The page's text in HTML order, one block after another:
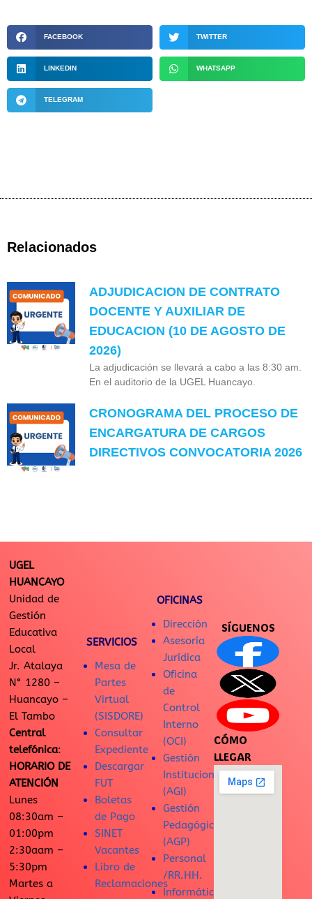
FACEBOOK TWITTER
LINKEDIN WHATSAPP
TELEGRAM
Relacionados
ADJUDICACION DE CONTRATO
DOCENTE Y AUXILIAR DE
EDUCACION (10 DE AGOSTO DE
2026)
La adjudicación se llevará a cabo a las 8:30 am.
En el auditorio de la UGEL Huancayo.
CRONOGRAMA DEL PROCESO DE
ENCARGATURA DE CARGOS
DIRECTIVOS CONVOCATORIA 2026
UGEL
HUANCAYO
Unidad de
Gestión
Educativa
Local
Jr. Atalaya
N° 1280 –
Huancayo –
El Tambo
Central
telefónica:
HORARIO DE
ATENCIÓN
Lunes
08:30am –
01:00pm
2:30aam –
5:30pm
Martes a
SERVICIOS
Mesa de
Partes
Virtual
(SISDORE)
Consultar
Expediente
Descargar
FUT
Boletas
de Pago
SINET
Vacantes
Libro de
Reclamaciones
OFICINAS
Dirección
Asesoría
Jurídica
Oficina
de
Control
Interno
(OCI)
Gestión
Institucional
(AGI)
Gestión
Pedagógica
(AGP)
Personal
/RR.HH.
Informática
SÍGUENOS
CÓMO
LLEGAR